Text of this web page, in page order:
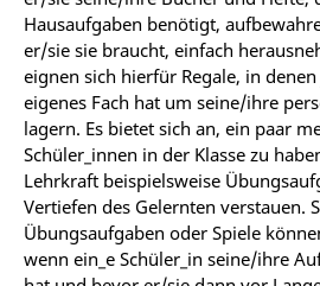
Hausaufgaben benötigt,
er/sie sie braucht, einfach
eignen sich hierfür Regale, in denen
eigenes Fach hat um seine/ihre
lagern. Es bietet sich an, ein paar
Schüler_innen in der Klasse zu
Lehrkraft beispielsweise
Vertiefen des Gelernten verstauen.
Übungsaufgaben oder Spiele
wenn ein_e Schüler_in seine/ihre